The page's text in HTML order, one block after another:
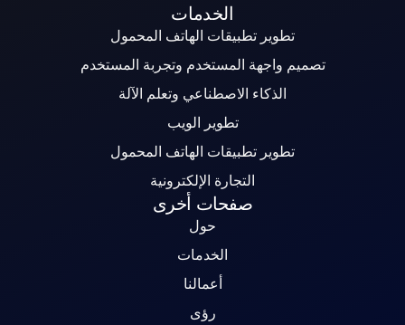
الخدمات
تطوير تطبيقات الهاتف المحمول
تصميم واجهة المستخدم وتجربة المستخدم
الذكاء الاصطناعي وتعلم الآلة
تطوير الويب
تطوير تطبيقات الهاتف المحمول
التجارة الإلكترونية
صفحات أخرى
حول
الخدمات
أعمالنا
رؤى